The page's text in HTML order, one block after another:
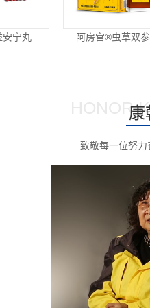
丸 阿房宫®虫草双参酒
HONOR康
致敬每一位努力